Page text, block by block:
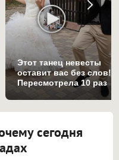
Этот танец невесты
оставит вас без слов!
Пересмотрела 10 раз
сегодня